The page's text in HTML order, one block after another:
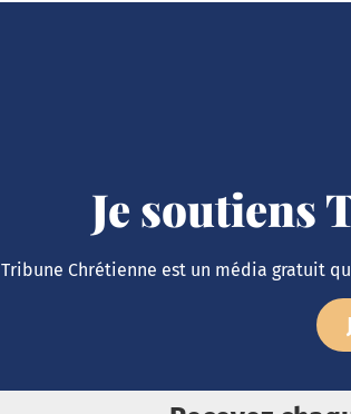
Je soutiens
Tribune Chrétienne est un média gratuit